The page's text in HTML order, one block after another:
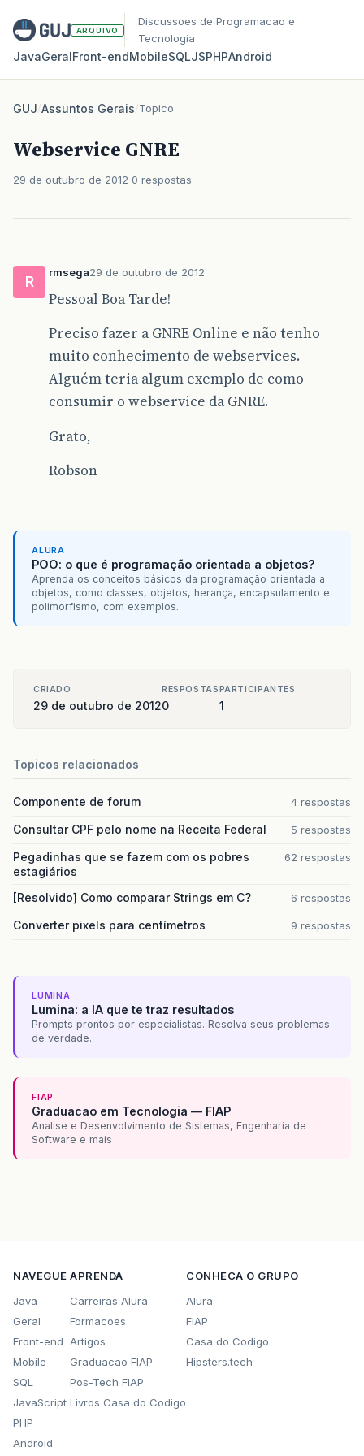
ARQUIVO
Discussoes de Programacao e
Tecnologia
JavaGeralFront‑endMobileSQLJSPHPAndroid
GUJ/Assuntos Gerais/Topico
Webservice GNRE
29 de outubro de 2012 0 respostas
R
rmsega29 de outubro de 2012
Pessoal Boa Tarde!
Preciso fazer a GNRE Online e não tenho
muito conhecimento de webservices.
Alguém teria algum exemplo de como
consumir o webservice da GNRE.
Grato,
Robson
ALURA
POO: o que é programação orientada a objetos?
Aprenda os conceitos básicos da programação orientada a
objetos, como classes, objetos, herança, encapsulamento e
polimorfismo, com exemplos.
CRIADO
29 de outubro de 2012
RESPOSTAS
0
PARTICIPANTES
1
Topicos relacionados
Componente de forum 4 respostas
Consultar CPF pelo nome na Receita Federal 5 respostas
Pegadinhas que se fazem com os pobres
estagiários
62 respostas
[Resolvido] Como comparar Strings em C? 6 respostas
Converter pixels para centímetros 9 respostas
LUMINA
Lumina: a IA que te traz resultados
Prompts prontos por especialistas. Resolva seus problemas
de verdade.
FIAP
Graduacao em Tecnologia — FIAP
Analise e Desenvolvimento de Sistemas, Engenharia de
Software e mais
NAVEGUE
Java
Geral
Front-end
Mobile
SQL
JavaScript
PHP
Android
APRENDA
Carreiras Alura
Formacoes
Artigos
Graduacao FIAP
Pos-Tech FIAP
Livros Casa do Codigo
CONHECA O GRUPO
Alura
FIAP
Casa do Codigo
Hipsters.tech